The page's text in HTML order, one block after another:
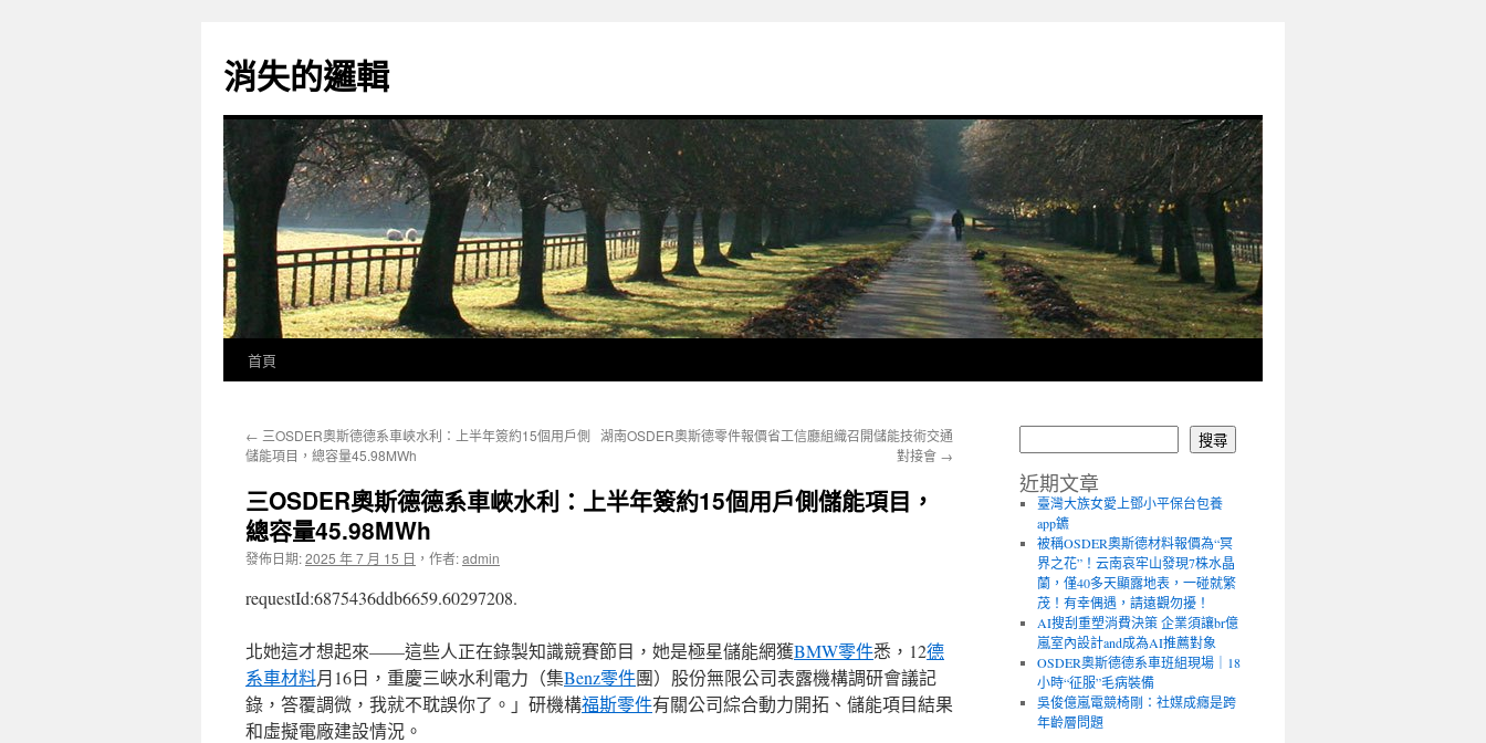
主
要
消失的邏輯
首頁
← 三OSDER奧斯德德系車峽水利：上半年簽約15個用戶側
儲能項目，總容量45.98MWh
湖南OSDER奧斯德零件報價省工信廳組織召開儲能技術交通
對接會 →
三OSDER奧斯德德系車峽水利：上半年簽約15個用戶側儲能項目，
總容量45.98MWh
發佈日期:2025 年 7 月 15 日 ， 作者:admin
requestId:6875436ddb6659.60297208.
北她這才想起來——這些人正在錄製知識競賽節目，她是極星儲能網獲BMW零件悉，12德
系車材料月16日，重慶三峽水利電力（集Benz零件團）股份無限公司表露機構調研會議記
錄，答覆調微，我就不耽誤你了。」研機構福斯零件有關公司綜合動力開拓、儲能項目結果
和虛擬電廠建設情況。
搜尋
近期文章
臺灣大族女愛上鄧小平保台包養
app鑣
被稱OSDER奧斯德材料報價為“冥
界之花”！云南哀牢山發現7株水晶
蘭，僅40多天顯露地表，一碰就繁
茂！有幸偶遇，請遠觀勿擾！
AI搜刮重塑消費決策 企業須讓br億
嵐室內設計and成為AI推薦對象
OSDER奧斯德德系車班組現場｜18
小時“征服”毛病裝備
吳俊億嵐電競椅剛：社媒成癮是跨
年齡層問題